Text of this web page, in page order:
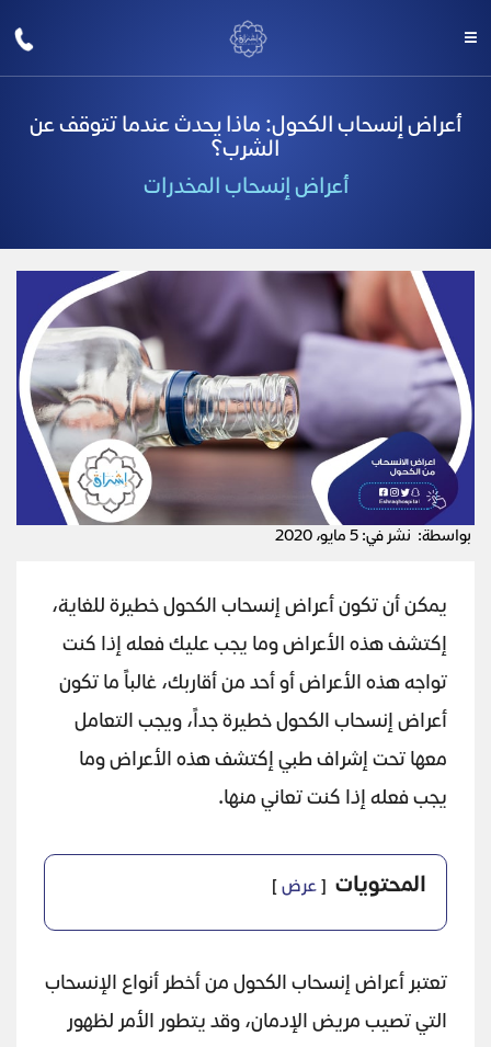
أعراض إنسحاب الكحول: ماذا يحدث عندما تتوقف عن
الشرب؟
أعراض إنسحاب المخدرات
بواسطة: نشر في: 5 مايو، 2020
يمكن أن تكون أعراض إنسحاب الكحول خطيرة للغاية،
إكتشف هذه الأعراض وما يجب عليك فعله إذا كنت
تواجه هذه الأعراض أو أحد من أقاربك، غالباً ما تكون
أعراض إنسحاب الكحول خطيرة جداً، ويجب التعامل
معها تحت إشراف طبي إكتشف هذه الأعراض وما
يجب فعله إذا كنت تعاني منها.
المحتويات عرض
تعتبر أعراض إنسحاب الكحول من أخطر أنواع الإنسحاب
التي تصيب مريض الإدمان، وقد يتطور الأمر لظهور